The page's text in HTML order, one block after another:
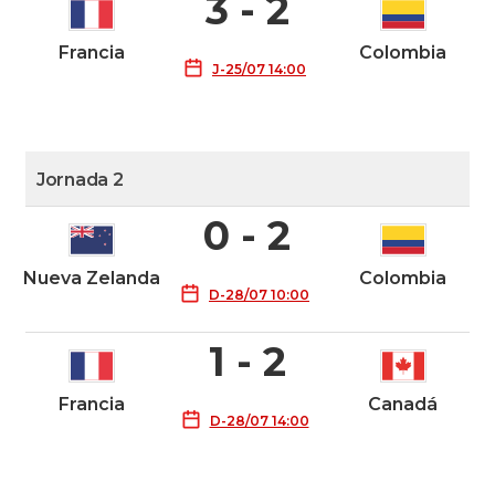
Francia
3 - 2
Colombia
J-25/07 14:00
Jornada 2
Nueva Zelanda
0 - 2
Colombia
D-28/07 10:00
Francia
1 - 2
Canadá
D-28/07 14:00